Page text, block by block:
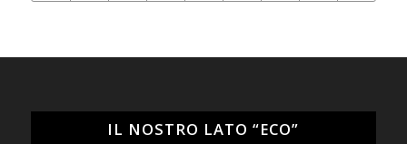
IL NOSTRO LATO “ECO”